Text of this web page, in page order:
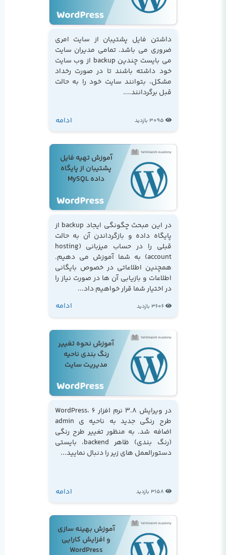
داشتن فایل پشتیبان از سایت امری
ضروری می باشد. تمامی مدیران سایت
می بایست چندین backup از وب سایت
خود داشته باشند تا در صورت رخداد
مشکل، بتوانند سایت خود را به حالت
قبل برگردانند....
3095 بازدید ادامه
آموزش تهیه فایل
پشتیبان از پایگاه
داده MySQL
در این مبحث چگونگی ایجاد backup از
پایگاه داده و بازگرداندن آن به حالت
قبلی را در حساب میزبانی (hosting
account) به شما آموزش می دهیم.
همچنین اطلاعاتی در خصوص بایگانی
اطلاعات و بازیابی آن ها در صورت نیاز را
در اختیار شما قرار خواهیم داد...
3606 بازدید ادامه
آموزش نحوه تغییر
رنگ بندی ناحیه
مدیریت سایت
در ویرایش 3.8 نرم افزار WordPress، 6
طرح رنگی جدید به ناحیه ی admin
اضافه شد. به منظور تغییر طرح رنگی
(رنگ بندی) ظاهر backend، بایستی
دستورالعمل های زیر را دنبال نمایید...
3158 بازدید ادامه
آموزش بهینه سازی
و افزایش کارایی
WordPress